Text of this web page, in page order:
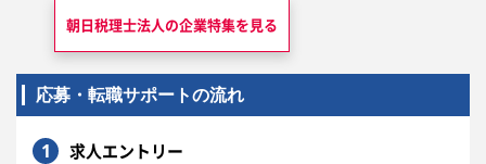
朝日税理士法人の企業特集を見る
応募・転職サポートの流れ
1 求人エントリー